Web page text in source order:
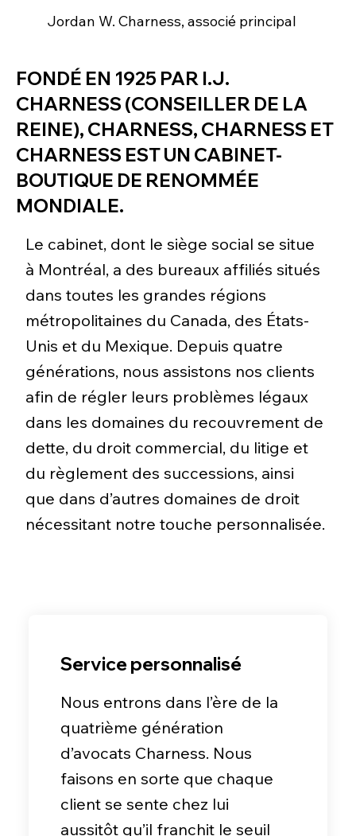
Service personnalisé
Nous entrons dans l’ère de la
quatrième génération
d’avocats Charness. Nous
faisons en sorte que chaque
client se sente chez lui
aussitôt qu’il franchit le seuil
FONDÉ EN 1925 PAR I.J.
CHARNESS (CONSEILLER DE LA
REINE), CHARNESS, CHARNESS ET
CHARNESS EST UN CABINET-
BOUTIQUE DE RENOMMÉE
MONDIALE.
Le cabinet, dont le siège social se situe
à Montréal, a des bureaux affiliés situés
dans toutes les grandes régions
métropolitaines du Canada, des États-
Unis et du Mexique. Depuis quatre
générations, nous assistons nos clients
afin de régler leurs problèmes légaux
dans les domaines du recouvrement de
dette, du droit commercial, du litige et
du règlement des successions, ainsi
que dans d’autres domaines de droit
nécessitant notre touche personnalisée.
Jordan W. Charness, associé principal